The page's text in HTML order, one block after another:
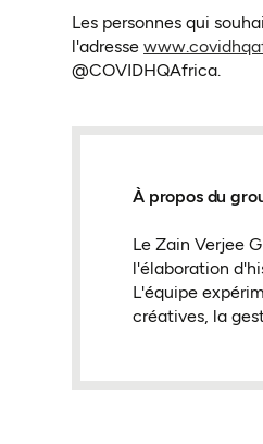
Les personnes qui
l'adresse
@COVIDHQAfrica.
À propos du
Le Zain Verjee
l'élaboration
L'équipe
créatives, la